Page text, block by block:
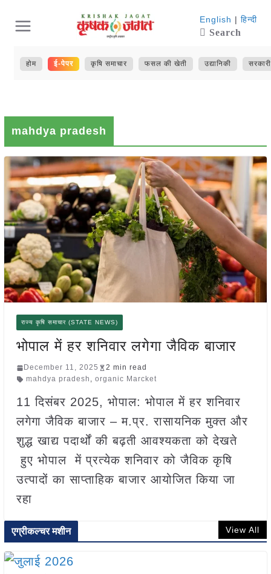
content
English | हिन्दी
Search
होम ई-पेपर कृषि समाचार फसल की खेती उद्यानिकी
mahdya pradesh
राज्य कृषि समाचार (STATE NEWS)
भोपाल में हर शनिवार लगेगा जैविक बाजार
December 11, 2025
2 min read
mahdya pradesh , organic Marcket
11 दिसंबर 2025, भोपाल: भोपाल में हर शनिवार
लगेगा जैविक बाजार – म.प्र. रासायनिक मुक्त और
शुद्ध खाद्य पदार्थों की बढ़ती आवश्यकता को देखते
हुए भोपाल में प्रत्येक शनिवार को जैविक कृषि
उत्पादों का साप्ताहिक बाजार आयोजित किया जा
रहा
एग्रीकल्चर मशीन View All